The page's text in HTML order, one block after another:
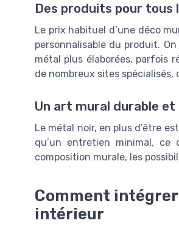
Des produits pour tous
Le prix habituel d’une déco
personnalisable du produit.
métal plus élaborées, parfois
de nombreux sites
Un art mural durable
Le métal noir, en plus d’être
qu’un entretien minimal,
composition murale, les
Comment
intérieur